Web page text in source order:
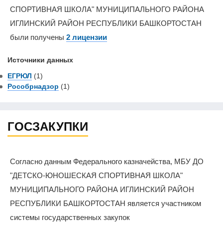
СПОРТИВНАЯ ШКОЛА" МУНИЦИПАЛЬНОГО РАЙОНА
ИГЛИНСКИЙ РАЙОН РЕСПУБЛИКИ БАШКОРТОСТАН
были получены 2 лицензии
Источники данных
ЕГРЮЛ (1)
Рособрнадзор (1)
ГОСЗАКУПКИ
Согласно данным Федерального казначейства, МБУ ДО
"ДЕТСКО-ЮНОШЕСКАЯ СПОРТИВНАЯ ШКОЛА"
МУНИЦИПАЛЬНОГО РАЙОНА ИГЛИНСКИЙ РАЙОН
РЕСПУБЛИКИ БАШКОРТОСТАН является участником
системы государственных закупок